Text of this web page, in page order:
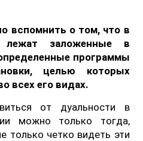
вспомнить о том, что в
лежат заложенные в
программы
целью которых
всех его видах.
от дуальности в
можно только тогда,
только четко видеть эти